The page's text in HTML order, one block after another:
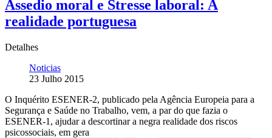
Assedio moral e Stresse laboral: A
realidade portuguesa
Detalhes
Noticias
23 Julho 2015
O Inquérito ESENER-2, publicado pela Agência Europeia para a
Segurança e Saúde no Trabalho, vem, a par do que fazia o
ESENER-1, ajudar a descortinar a negra realidade dos riscos
psicossociais, em gera